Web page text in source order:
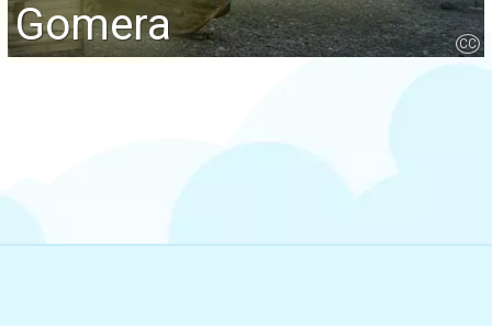
Gomera CC